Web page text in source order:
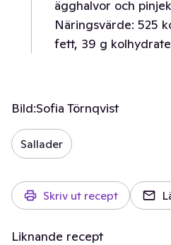
ägghalvor och
Näringsvärde: 525
fett, 39 g
Bild:Sofia Törnqvist
Sallader
Skriv ut recept
Liknande recept